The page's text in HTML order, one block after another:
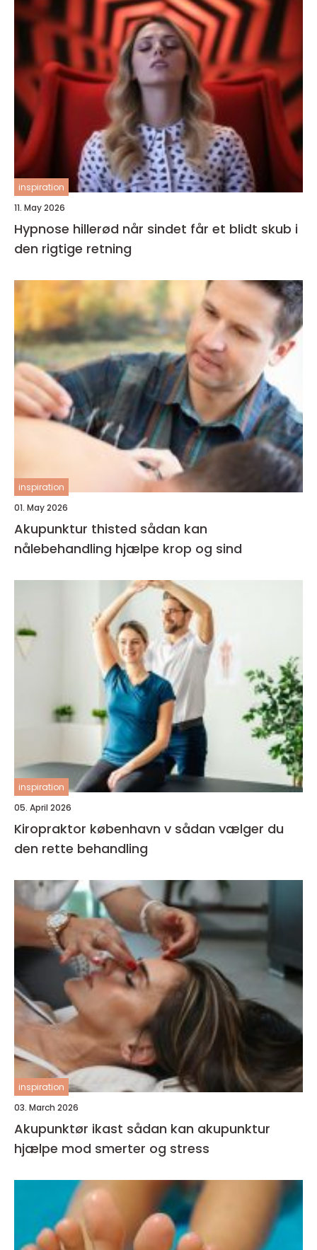
inspiration
11. May 2026
Hypnose hillerød når sindet får et blidt skub i
den rigtige retning
inspiration
01. May 2026
Akupunktur thisted sådan kan
nålebehandling hjælpe krop og sind
inspiration
05. April 2026
Kiropraktor københavn v sådan vælger du
den rette behandling
inspiration
03. March 2026
Akupunktør ikast sådan kan akupunktur
hjælpe mod smerter og stress